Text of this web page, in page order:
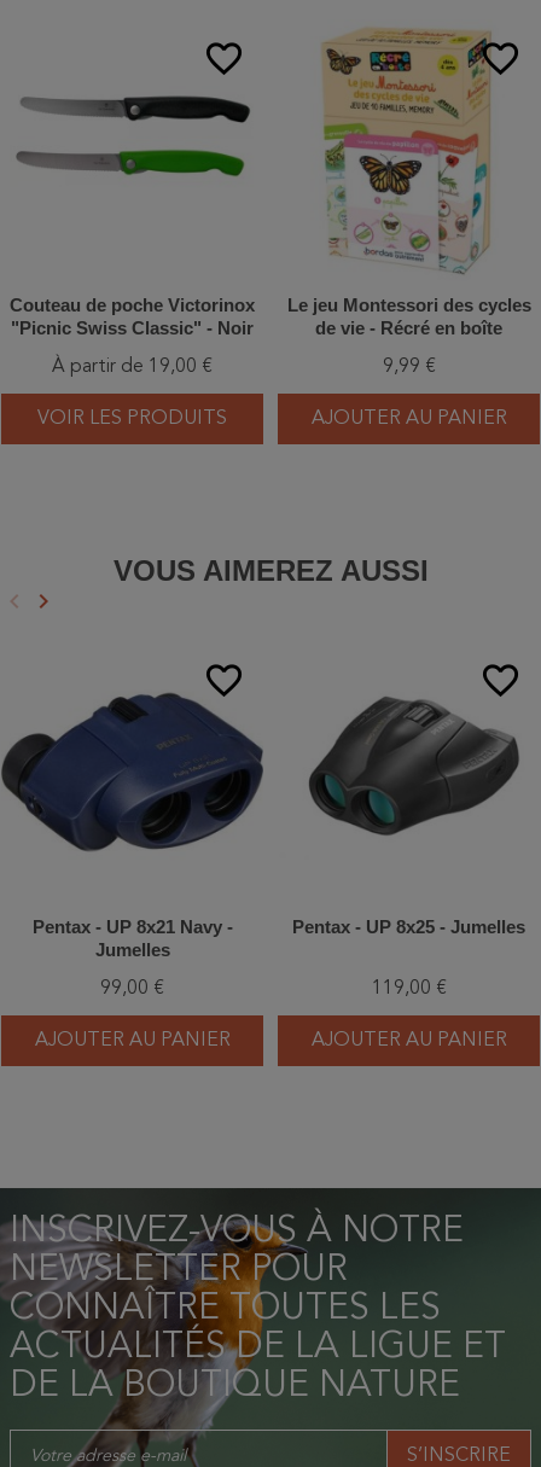
favorite_border
Couteau de poche Victorinox
"Picnic Swiss Classic" - Noir
À partir de 19,00 €
VOIR LES PRODUITS
favorite_border
Le jeu Montessori des cycles
de vie - Récré en boîte
9,99 €
AJOUTER AU PANIER
VOUS AIMEREZ AUSSI
Précédent
keyboard_arrow_left Suivant
keyboard_arrow_right
favorite_border
Pentax - UP 8x21 Navy -
Jumelles
99,00 €
AJOUTER AU PANIER
favorite_border
Pentax - UP 8x25 - Jumelles
119,00 €
AJOUTER AU PANIER
INSCRIVEZ-VOUS À NOTRE
NEWSLETTER POUR
CONNAÎTRE TOUTES LES
ACTUALITÉS DE LA LIGUE ET
DE LA BOUTIQUE NATURE